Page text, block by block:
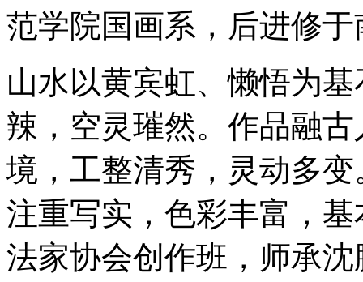
范学院国画系，后进修
山水以黄宾虹、懒悟为
辣，空灵璀然。作品融
境，工整清秀，灵动多
注重写实，色彩丰富，
法家协会创作班，师承